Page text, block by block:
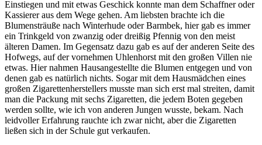
Einstiegen und mit etwas Geschick konnte man dem Schaffner oder
Kassierer aus dem Wege gehen. Am liebsten brachte ich die
Blumensträuße nach Winterhude oder Barmbek, hier gab es immer
ein Trinkgeld von zwanzig oder dreißig Pfennig von den meist
älteren Damen. Im Gegensatz dazu gab es auf der anderen Seite des
Hofwegs, auf der vornehmen Uhlenhorst mit den großen Villen nie
etwas. Hier nahmen Hausangestellte die Blumen entgegen und von
denen gab es natürlich nichts. Sogar mit dem Hausmädchen eines
großen Zigarettenherstellers musste man sich erst mal streiten, damit
man die Packung mit sechs Zigaretten, die jedem Boten gegeben
werden sollte, wie ich von anderen Jungen wusste, bekam. Nach
leidvoller Erfahrung rauchte ich zwar nicht, aber die Zigaretten
ließen sich in der Schule gut verkaufen.